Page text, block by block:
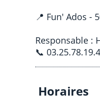
📍 Fun' Ados -
Responsable :
📞
Horaires